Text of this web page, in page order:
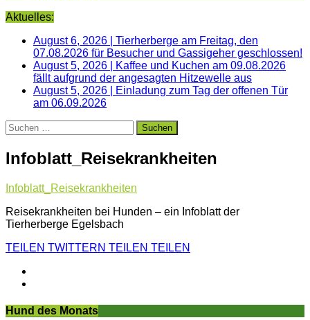
Aktuelles:
August 6, 2026
Tierherberge am Freitag, den
07.08.2026 für Besucher und Gassigeher geschlossen!
August 5, 2026
Kaffee und Kuchen am 09.08.2026
fällt aufgrund der angesagten Hitzewelle aus
August 5, 2026
Einladung zum Tag der offenen Tür
am 06.09.2026
Suchen
nach:
Infoblatt_Reisekrankheiten
Infoblatt_Reisekrankheiten
Reisekrankheiten bei Hunden – ein Infoblatt der
Tierherberge Egelsbach
TEILEN TWITTERN TEILEN TEILEN
Hund des Monats